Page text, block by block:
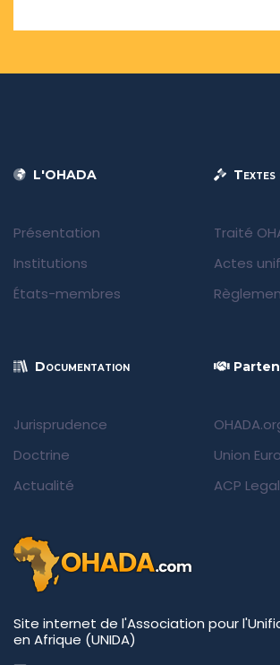
L'OHADA
Présentation
Institutions
États-membres
Traité
Actes
Documentation
Jurisprudence
Doctrine
Actualité
Union
ACP Legal
Site internet de l'Association pour
en Afrique (UNIDA)